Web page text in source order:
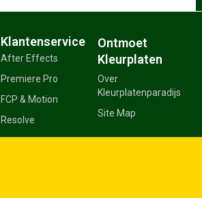
Klantenservice
After Effects
Premiere Pro
FCP & Motion
Resolve
Ontmoet
Kleurplaten
Over
Kleurplatenparadijs
Site Map